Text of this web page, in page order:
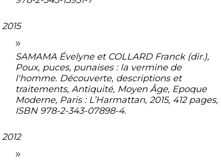
2015
SAMAMA Évelyne et COLLARD Franck (dir.),
Poux, puces, punaises : la vermine de
l'homme. Découverte, descriptions et
traitements, Antiquité, Moyen Âge, Epoque
Moderne, Paris : L’Harmattan, 2015, 412 pages,
ISBN 978-2-343-07898-4.
2012